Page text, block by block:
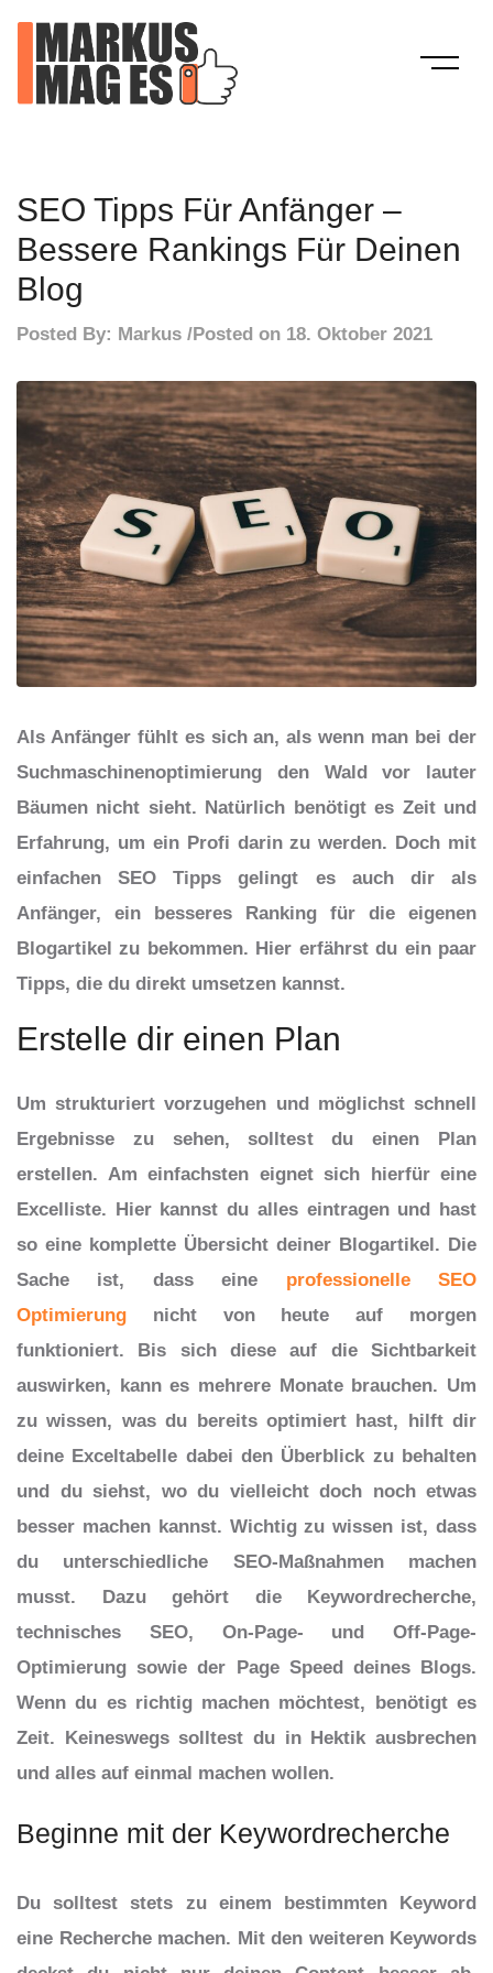
content
SEO Tipps Für Anfänger –
Bessere Rankings Für Deinen
Blog
Posted By: Markus Posted on 18. Oktober 2021
Als Anfänger fühlt es sich an, als wenn man bei der
Suchmaschinenoptimierung den Wald vor lauter
Bäumen nicht sieht. Natürlich benötigt es Zeit und
Erfahrung, um ein Profi darin zu werden. Doch mit
einfachen SEO Tipps gelingt es auch dir als
Anfänger, ein besseres Ranking für die eigenen
Blogartikel zu bekommen. Hier erfährst du ein paar
Tipps, die du direkt umsetzen kannst.
Erstelle dir einen Plan
Um strukturiert vorzugehen und möglichst schnell
Ergebnisse zu sehen, solltest du einen Plan
erstellen. Am einfachsten eignet sich hierfür eine
Excelliste. Hier kannst du alles eintragen und hast
so eine komplette Übersicht deiner Blogartikel. Die
Sache ist, dass eine professionelle SEO
Optimierung nicht von heute auf morgen
funktioniert. Bis sich diese auf die Sichtbarkeit
auswirken, kann es mehrere Monate brauchen. Um
zu wissen, was du bereits optimiert hast, hilft dir
deine Exceltabelle dabei den Überblick zu behalten
und du siehst, wo du vielleicht doch noch etwas
besser machen kannst. Wichtig zu wissen ist, dass
du unterschiedliche SEO-Maßnahmen machen
musst. Dazu gehört die Keywordrecherche,
technisches SEO, On-Page- und Off-Page-
Optimierung sowie der Page Speed deines Blogs.
Wenn du es richtig machen möchtest, benötigt es
Zeit. Keineswegs solltest du in Hektik ausbrechen
und alles auf einmal machen wollen.
Beginne mit der Keywordrecherche
Du solltest stets zu einem bestimmten Keyword
eine Recherche machen. Mit den weiteren Keywords